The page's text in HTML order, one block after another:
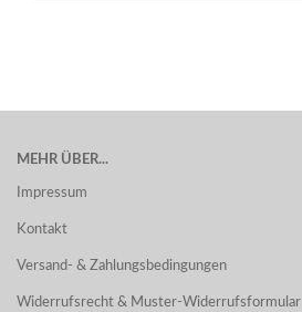
MEHR ÜBER...
Impressum
Kontakt
Versand- & Zahlungsbedingungen
Widerrufsrecht & Muster-Widerrufsformular